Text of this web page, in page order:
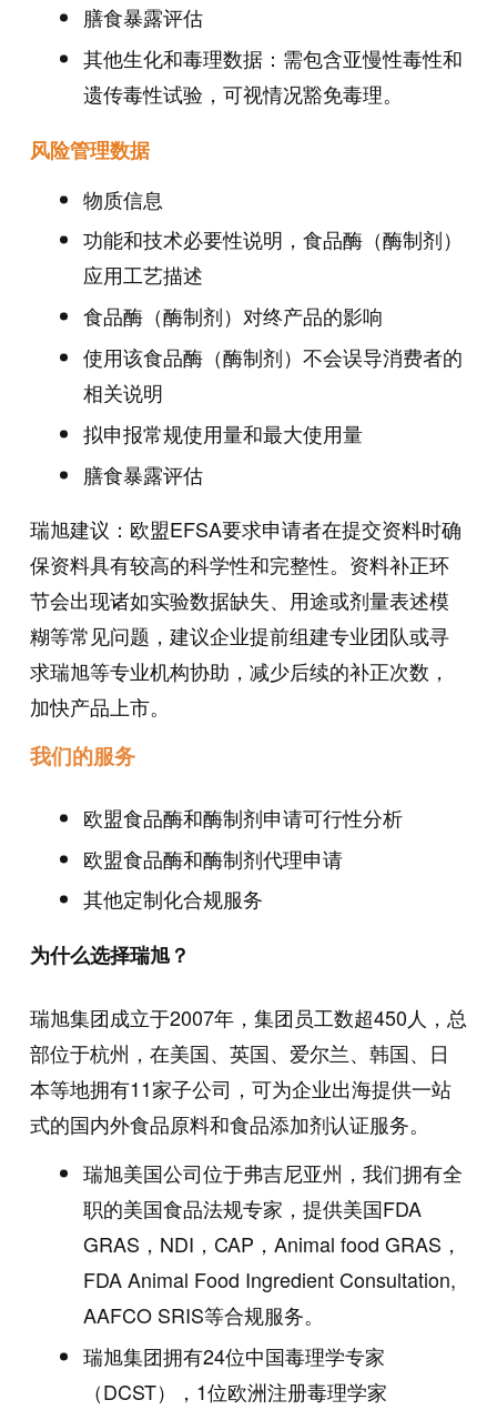
膳食暴露评估
其他生化和毒理数据：需包含亚慢性毒性和
遗传毒性试验，可视情况豁免毒理。
风险管理数据
物质信息
功能和技术必要性说明，食品酶（酶制剂）
应用工艺描述
食品酶（酶制剂）对终产品的影响
使用该食品酶（酶制剂）不会误导消费者的
相关说明
拟申报常规使用量和最大使用量
膳食暴露评估
瑞旭建议：欧盟EFSA要求申请者在提交资料时确
保资料具有较高的科学性和完整性。资料补正环
节会出现诸如实验数据缺失、用途或剂量表述模
糊等常见问题，建议企业提前组建专业团队或寻
求瑞旭等专业机构协助，减少后续的补正次数，
加快产品上市。
我们的服务
欧盟食品酶和酶制剂申请可行性分析
欧盟食品酶和酶制剂代理申请
其他定制化合规服务
为什么选择瑞旭？
瑞旭集团成立于2007年，集团员工数超450人，总
部位于杭州，在美国、英国、爱尔兰、韩国、日
本等地拥有11家子公司，可为企业出海提供一站
式的国内外食品原料和食品添加剂认证服务。
瑞旭美国公司位于弗吉尼亚州，我们拥有全
职的美国食品法规专家，提供美国FDA
GRAS，NDI，CAP，Animal food GRAS，
FDA Animal Food Ingredient Consultation,
AAFCO SRIS等合规服务。
瑞旭集团拥有24位中国毒理学专家
（DCST），1位欧洲注册毒理学家